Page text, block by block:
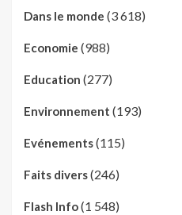
Dans le monde (3 618)
Economie (988)
Education (277)
Environnement (193)
Evénements(115)
Faits divers(246)
Flash Info(1 548)